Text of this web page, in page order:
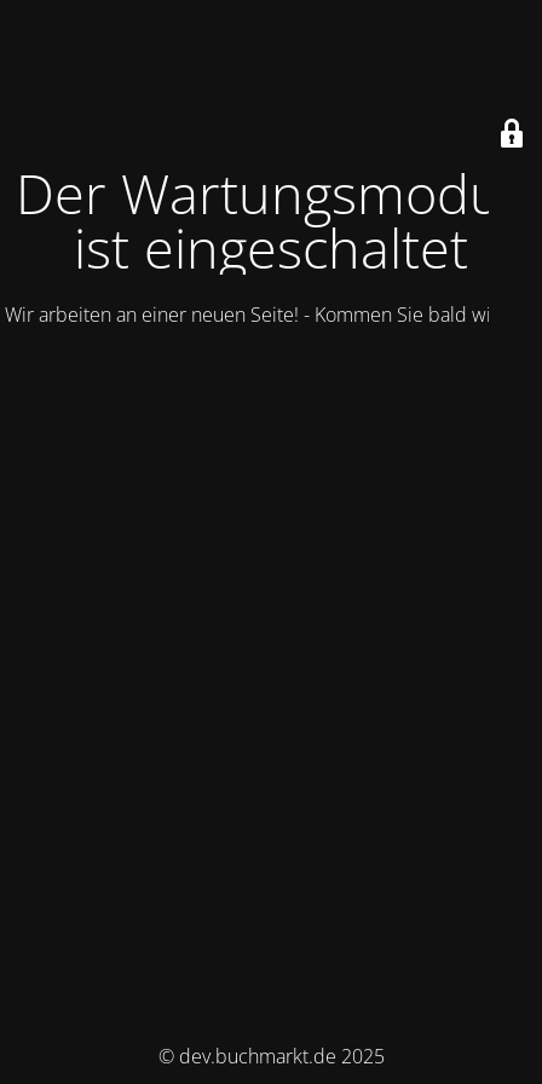
Der Wartungsmodus
ist eingeschaltet
Wir arbeiten an einer neuen Seite! - Kommen Sie bald wieder.
© dev.buchmarkt.de 2025